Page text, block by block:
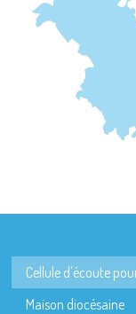
Cellule d'écoute
Maison diocésaine